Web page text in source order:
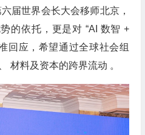
届世界会长大会移师北京，
的依托，更是对 “AI 数智 +
回应，希望通过全球社会组
材料及资本的跨界流动 。